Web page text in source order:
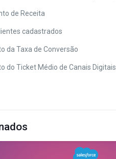
de Receita
cadastrados
da Taxa de Conversão
do Ticket Médio de Canais Digitais